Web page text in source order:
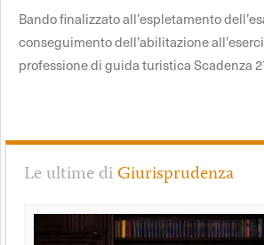
Bando finalizzato all’espletamento
conseguimento dell’abilitazione
professione di guida turistica Scadenza
Le ultime diGiurisprudenza